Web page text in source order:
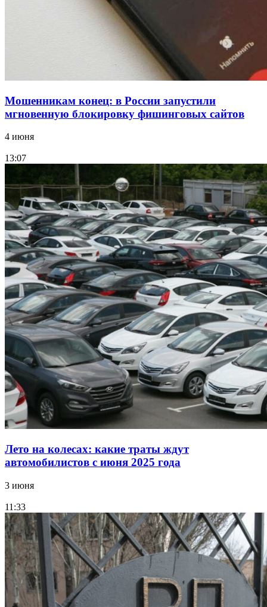
Мошенникам конец: в России запустили
мгновенную блокировку фишинговых сайтов
4 июня
13:07
Лето на колесах: какие траты ждут
автомобилистов с июня 2025 года
3 июня
11:33